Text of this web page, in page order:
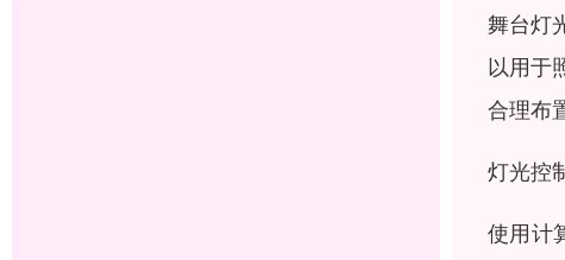
舞台灯
以用于
合理布
灯光控
使用计